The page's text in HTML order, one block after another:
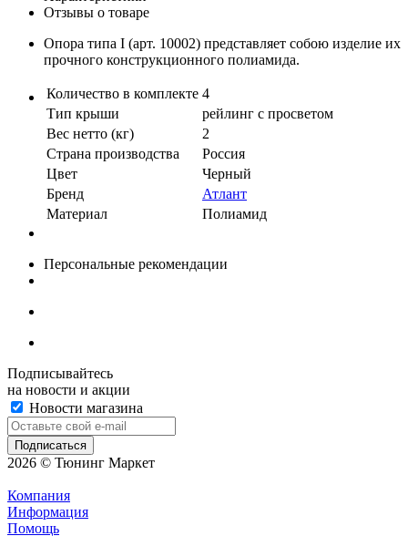
Отзывы о товаре
Опора типа I (арт. 10002) представляет собою изделие их
прочного конструкционного полиамида.
Количество в комплекте 4
Тип крыши
рейлинг с просветом
Вес нетто (кг)
2
Страна производства
Россия
Цвет
Черный
Бренд
Атлант
Материал
Полиамид
Персональные рекомендации
Подписывайтесь
на новости и акции
Новости магазина
2026 © Тюнинг Маркет
Компания
Информация
Помощь